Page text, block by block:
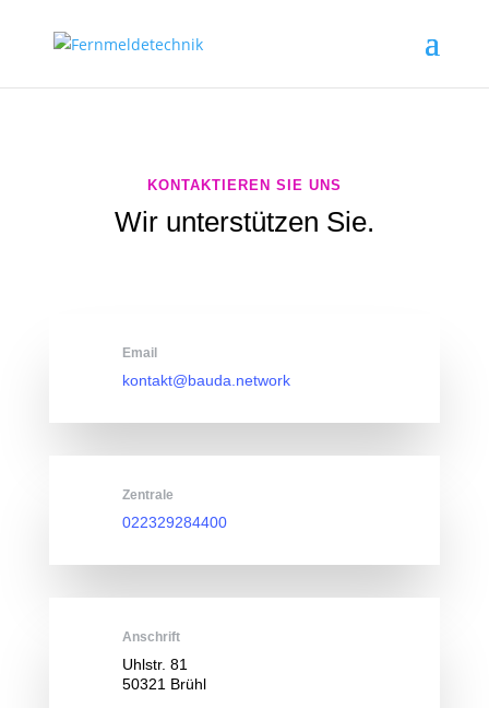
KONTAKTIEREN SIE UNS
Wir unterstützen Sie.
Email
kontakt@bauda.network
Zentrale
022329284400
Anschrift
Uhlstr. 81
50321 Brühl